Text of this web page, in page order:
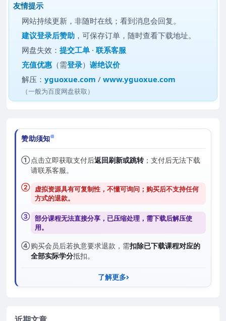
友情提示
网站持续更新，非随时在线；看到消息会回复。
建议登录后赞助 ，可保存订单，随时查看下载地址。
网盘失效：提交工单 ·联系客服
充值优惠 （需登录）谢绝议价
解压：yguoxue.com /www.yguoxue.com
（一般为百度网盘获取）
赞助须知
①点击立即获取支付后返回刷新或跳转；支付后无法下载
请联系客服。
② 虚拟资源具有可复制性，不懂可询问；购买后不支持任何
方式的退款。
③ 部分课程无法直接分享，已压缩处理，需下载后解压使
用。
④购买会员后若执意要求退款，需扣除已下载课程对应的
全部实际学分抵扣。
了解更多